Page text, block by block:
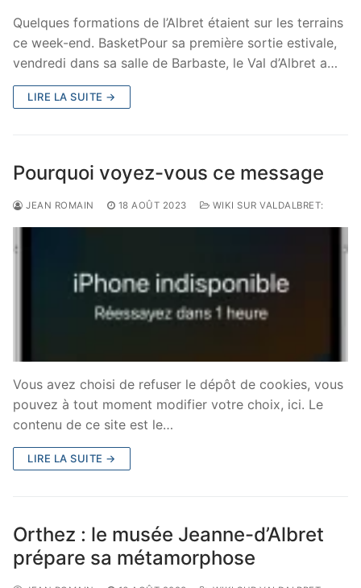
Quelques formations de l’Albret étaient sur les terrains
ce week-end. BasketPour sa première sortie estivale,
vendredi dans sa salle de Barbaste, le Val d’Albret a…
LIRE LA SUITE →
Pourquoi voyez-vous ce message
JEAN ROMAIN 18 AOÛT 2023 WIKI SUR VALDALBRET:
Vous avez choisi de refuser le dépôt de cookies, vous
pouvez à tout moment modifier votre choix, ici. Le
contenu de ce site est le…
LIRE LA SUITE →
Orthez : le musée Jeanne-d’Albret
prépare sa métamorphose